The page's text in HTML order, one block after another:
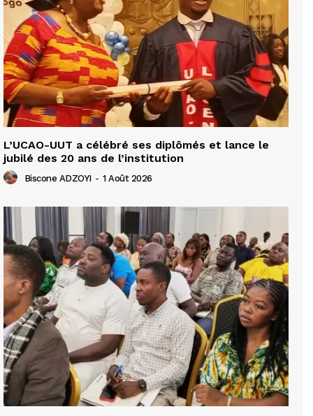
L’UCAO-UUT a célébré ses diplômés et lance le
jubilé des 20 ans de l’institution
Biscone ADZOYI - 1 Août 2026